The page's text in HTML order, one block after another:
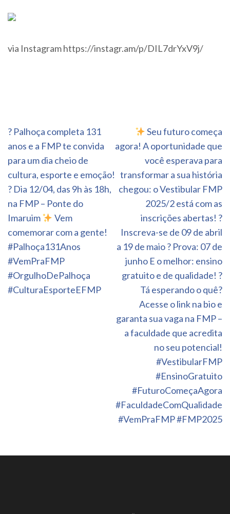
via Instagram https://instagr.am/p/DIL7drYxV9j/
Navegação
de
Post
? Palhoça completa 131
anos e a FMP te convida
para um dia cheio de
cultura, esporte e emoção!
? Dia 12/04, das 9h às 18h,
na FMP – Ponte do
Imaruim
Vem
comemorar com a gente!
#Palhoça131Anos
#VemPraFMP
#OrgulhoDePalhoça
#CulturaEsporteEFMP
Seu futuro começa
agora! A oportunidade que
você esperava para
transformar a sua história
chegou: o Vestibular FMP
2025/2 está com as
inscrições abertas! ?
Inscreva-se de 09 de abril
a 19 de maio ? Prova: 07 de
junho E o melhor: ensino
gratuito e de qualidade! ?
Tá esperando o quê?
Acesse o link na bio e
garanta sua vaga na FMP –
a faculdade que acredita
no seu potencial!
#VestibularFMP
#EnsinoGratuito
#FuturoComeçaAgora
#FaculdadeComQualidade
#VemPraFMP #FMP2025